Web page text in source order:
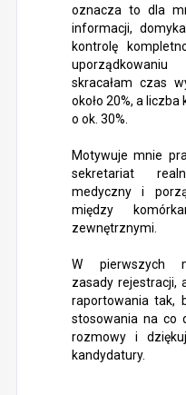
oznacza to dla
informacji,
kontrolę
skracałam czas
około 20%, a
o ok. 30%.
Motywuje mnie
sekretariat
medyczny i
między
zewnętrznymi.
W pierwszych
zasady rejestracji,
raportowania tak,
stosowania na co
rozmowy i
kandydatury.